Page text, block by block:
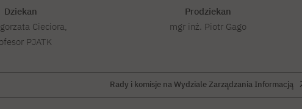
Dziekan
Cieciora,
PJATK
Prodziekan
mgr inż. Piotr Gago
Rady i komisje na Wydziale Zarządzania Informacją